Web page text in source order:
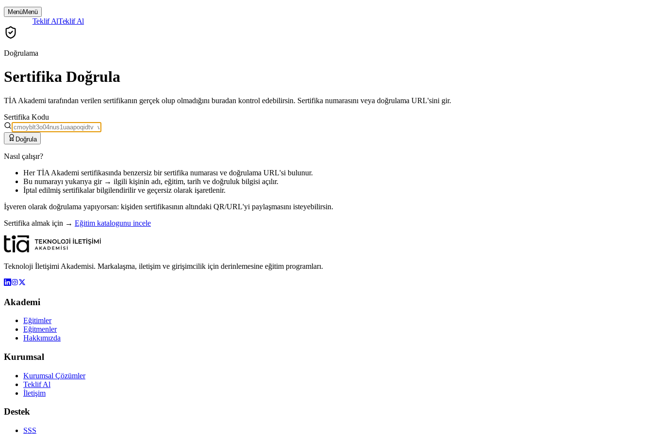
MenüMenü
Teklif AlTeklif Al
Doğrulama
Sertifika Doğrula
TİA Akademi tarafından verilen sertifikanın gerçek olup olmadığını buradan kontrol edebilirsin. Sertifika numarasını veya doğrulama URL'sini gir.
Sertifika Kodu
Doğrula
Nasıl çalışır?
Her TİA Akademi sertifikasında benzersiz bir sertifika numarası ve doğrulama URL'si bulunur.
Bu numarayı yukarıya gir → ilgili kişinin adı, eğitim, tarih ve doğruluk bilgisi açılır.
İptal edilmiş sertifikalar bilgilendirilir ve geçersiz olarak işaretlenir.
İşveren olarak doğrulama yapıyorsan: kişiden sertifikasının altındaki QR/URL'yi paylaşmasını isteyebilirsin.
Sertifika almak için → Eğitim katalogunu incele
Teknoloji İletişimi Akademisi. Markalaşma, iletişim ve girişimcilik için derinlemesine eğitim programları.
Akademi
Eğitimler
Eğitmenler
Hakkımızda
Kurumsal
Kurumsal Çözümler
Teklif Al
İletişim
Destek
SSS